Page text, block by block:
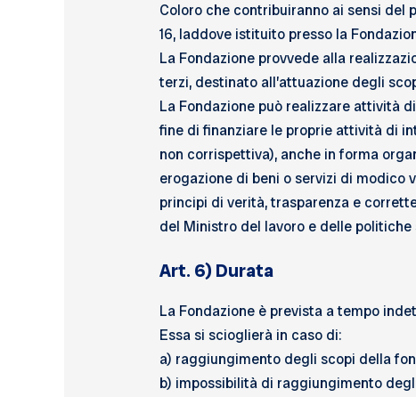
Coloro che contribuiranno ai sensi del
16, laddove istituito presso la
La Fondazione provvede alla
terzi, destinato all’attuazione degli
La Fondazione può realizzare attività
fine di finanziare le proprie attività di
non corrispettiva), anche in forma
erogazione di beni o servizi di modico
principi di verità, trasparenza e
del Ministro del lavoro e delle politiche
Art. 6) Durata
La Fondazione è prevista a tempo
Essa si scioglierà in caso di:
a) raggiungimento degli scopi della
b) impossibilità di raggiungimento